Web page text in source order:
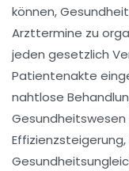
können,
Arzttermine zu
jeden gesetzlich
Patientenakte
nahtlose